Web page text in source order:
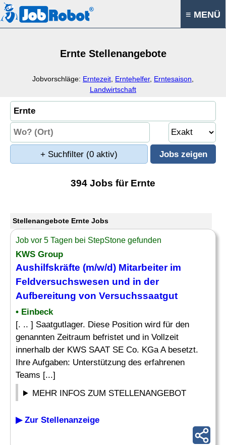
≡ MENÜ
Ernte Stellenangebote
Jobvorschläge: Erntezeit Erntehelfer, Erntesaison
Landwirtschaft
+ Suchfilter (0 aktiv)
394 Jobs für Ernte
Stellenangebote Ernte Jobs
Job vor 5 Tagen bei StepStone gefunden
KWS Group
Aushilfskräfte (m/w/d) Mitarbeiter im
Feldversuchswesen und in der
Aufbereitung von Versuchssaatgut
• Einbeck
[. .. ] Saatgutlager. Diese Position wird für den
genannten Zeitraum befristet und in Vollzeit
innerhalb der KWS SAAT SE Co. KGa A besetzt.
Ihre Aufgaben: Unterstützung des erfahrenen
Teams [...]
MEHR INFOS ZUM STELLENANGEBOT
▶ Zur Stellenanzeige